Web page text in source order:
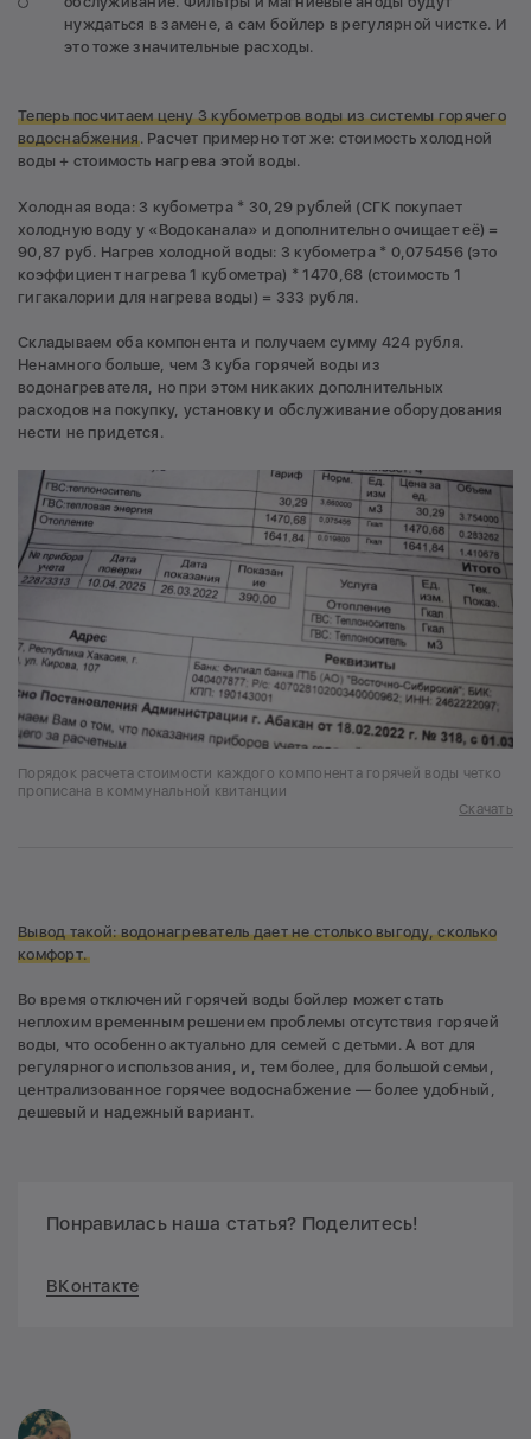
нуждаться в замене, а сам бойлер в регулярной чистке. И
это тоже значительные расходы.
Теперь посчитаем цену 3 кубометров воды из системы горячего
водоснабжения. Расчет примерно тот же: стоимость холодной
воды + стоимость нагрева этой воды.
Холодная вода: 3 кубометра * 30,29 рублей (СГК покупает
холодную воду у «Водоканала» и дополнительно очищает её) =
90,87 руб. Нагрев холодной воды: 3 кубометра * 0,075456 (это
коэффициент нагрева 1 кубометра) * 1470,68 (стоимость 1
гигакалории для нагрева воды) = 333 рубля.
Складываем оба компонента и получаем сумму 424 рубля.
Ненамного больше, чем 3 куба горячей воды из
водонагревателя, но при этом никаких дополнительных
расходов на покупку, установку и обслуживание оборудования
нести не придется.
Порядок расчета стоимости каждого компонента горячей воды четко
прописана в коммунальной квитанции
Скачать
Вывод такой: водонагреватель дает не столько выгоду, сколько
комфорт.
Во время отключений горячей воды бойлер может стать
неплохим временным решением проблемы отсутствия горячей
воды, что особенно актуально для семей с детьми. А вот для
регулярного использования, и, тем более, для большой семьи,
централизованное горячее водоснабжение — более удобный,
дешевый и надежный вариант.
Понравилась наша статья? Поделитесь!
ВКонтакте